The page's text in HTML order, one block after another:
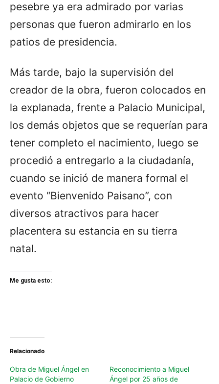
pesebre ya era admirado por varias
personas que fueron admirarlo en los
patios de presidencia.
Más tarde, bajo la supervisión del
creador de la obra, fueron colocados en
la explanada, frente a Palacio Municipal,
los demás objetos que se requerían para
tener completo el nacimiento, luego se
procedió a entregarlo a la ciudadanía,
cuando se inició de manera formal el
evento “Bienvenido Paisano”, con
diversos atractivos para hacer
placentera su estancia en su tierra
natal.
Me gusta esto:
Relacionado
Obra de Miguel Ángel en
Palacio de Gobierno
Reconocimiento a Miguel
Ángel por 25 años de